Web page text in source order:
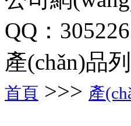
QQ：
產(chǎn)品
首頁 >>> 產